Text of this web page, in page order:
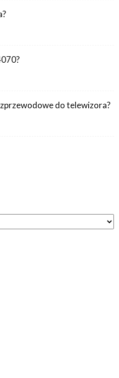
do telewizora?